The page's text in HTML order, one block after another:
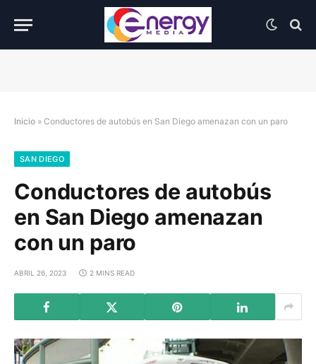
Inicio » Conductores de autobús en San Diego amenazan con un paro
SAN DIEGO
Conductores de autobús
en San Diego amenazan
con un paro
ABRIL 26, 2023 2 MINS READ